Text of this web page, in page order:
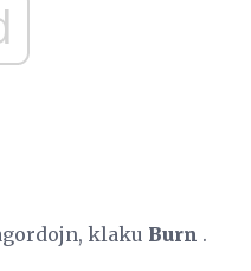
klaku Burn .